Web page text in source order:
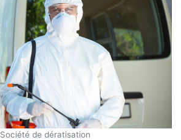
Société de dératisation